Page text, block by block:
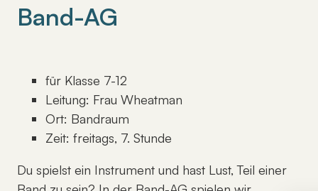
Band-AG
für Klasse 7-12
Leitung: Frau Wheatman
Ort: Bandraum
Zeit: freitags, 7. Stunde
Du spielst ein Instrument und hast Lust, Teil einer